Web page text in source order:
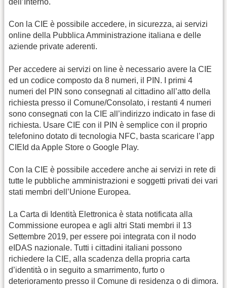
Con la CIE è possibile accedere, in sicurezza, ai servizi
online della Pubblica Amministrazione italiana e delle
aziende private aderenti.
Per accedere ai servizi on line è necessario avere la CIE
ed un codice composto da 8 numeri, il PIN. I primi 4
numeri del PIN sono consegnati al cittadino all’atto della
richiesta presso il Comune/Consolato, i restanti 4 numeri
sono consegnati con la CIE all’indirizzo indicato in fase di
richiesta. Usare CIE con il PIN è semplice con il proprio
telefonino dotato di tecnologia NFC, basta scaricare l’app
CIEId da Apple Store o Google Play.
Con la CIE è possibile accedere anche ai servizi in rete di
tutte le pubbliche amministrazioni e soggetti privati dei vari
stati membri dell’Unione Europea.
La Carta di Identità Elettronica è stata notificata alla
Commissione europea e agli altri Stati membri il 13
Settembre 2019, per essere poi integrata con il nodo
eIDAS nazionale. Tutti i cittadini italiani possono
richiedere la CIE, alla scadenza della propria carta
d’identità o in seguito a smarrimento, furto o
deterioramento presso il Comune di residenza o di dimora.